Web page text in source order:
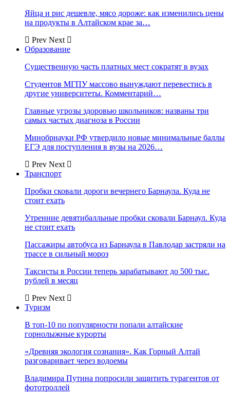
Яйца и рис дешевле, мясо дороже: как изменились цены
на продукты в Алтайском крае за…
Prev Next
Образование
Существенную часть платных мест сократят в вузах
Студентов МГПУ массово вынуждают перевестись в
другие университеты. Комментарий…
Главные угрозы здоровью школьников: названы три
самых частых диагноза в России
Минобрнауки РФ утвердило новые минимальные баллы
ЕГЭ для поступления в вузы на 2026…
Prev Next
Транспорт
Пробки сковали дороги вечернего Барнаула. Куда не
стоит ехать
Утренние девятибалльные пробки сковали Барнаул. Куда
не стоит ехать
Пассажиры автобуса из Барнаула в Павлодар застряли на
трассе в сильный мороз
Таксисты в России теперь зарабатывают до 500 тыс.
рублей в месяц
Prev Next
Туризм
В топ-10 по популярности попали алтайские
горнолыжные курорты
«Древняя экология сознания». Как Горный Алтай
разговаривает через водоемы
Владимира Путина попросили защитить турагентов от
фототроллей